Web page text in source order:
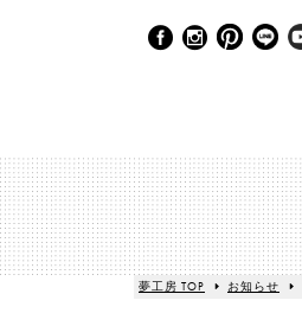
夢工房 TOP お知らせ